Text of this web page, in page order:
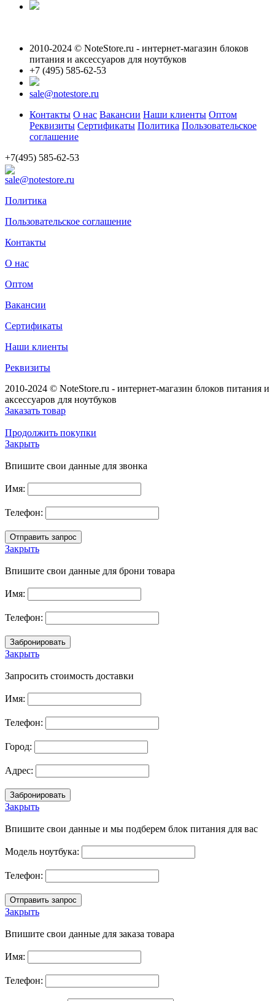
2010-2024 © NoteStore.ru - интернет-магазин блоков
питания и аксессуаров для ноутбуков
+7 (495) 585-62-53
sale@notestore.ru
Контакты О нас Вакансии Наши клиенты Оптом
Реквизиты Сертификаты Политика Пользовательское
соглашение
+7(495) 585-62-53
sale@notestore.ru
Политика
Пользовательское соглашение
Контакты
О нас
Оптом
Вакансии
Сертификаты
Наши клиенты
Реквизиты
2010-2024 © NoteStore.ru - интернет-магазин блоков питания и
аксессуаров для ноутбуков
Заказать товар
Продолжить покупки
Закрыть
Впишите свои данные для звонка
Имя:
Телефон:
Закрыть
Впишите свои данные для брони товара
Имя:
Телефон:
Закрыть
Запросить стоимость доставки
Имя:
Телефон:
Город:
Адрес:
Закрыть
Впишите свои данные и мы подберем блок питания для вас
Модель ноутбука:
Телефон:
Закрыть
Впишите свои данные для заказа товара
Имя:
Телефон: